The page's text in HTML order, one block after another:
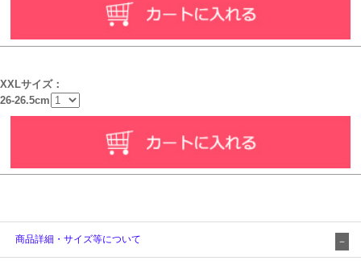
XXLサイズ：
26-26.5cm
商品詳細・サイズ等について